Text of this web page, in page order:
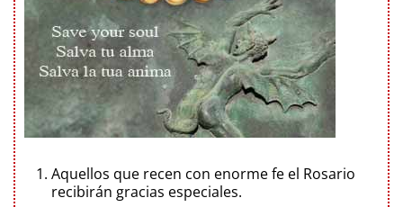
Aquellos que recen con enorme fe el Rosario
recibirán gracias especiales.